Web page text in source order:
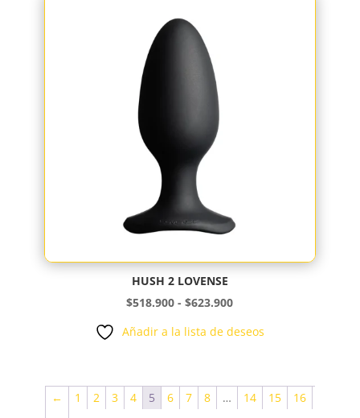
HUSH 2 LOVENSE
$518.900 - $623.900Rango
$518.900
hasta
Añadir a la lista de deseos
← 1 2 3 4 5 6 7 8 … 14 15
16